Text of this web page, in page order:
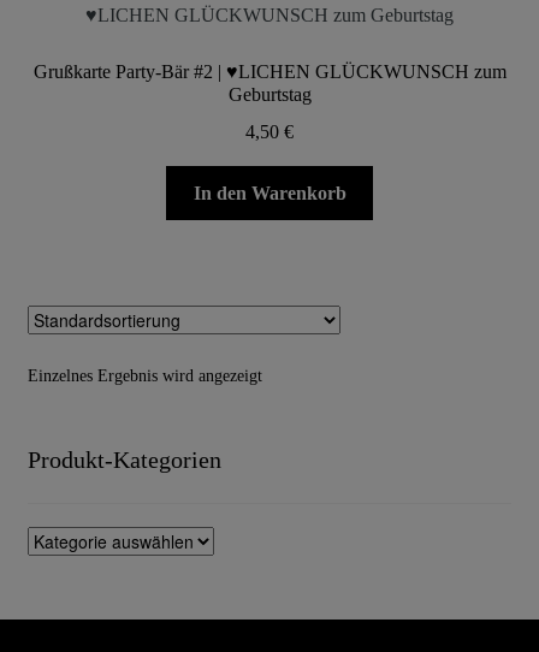
Grußkarte Party-Bär #2 | ♥LICHEN GLÜCKWUNSCH zum
Geburtstag
4,50 €
In den Warenkorb
Einzelnes Ergebnis wird angezeigt
Produkt-Kategorien